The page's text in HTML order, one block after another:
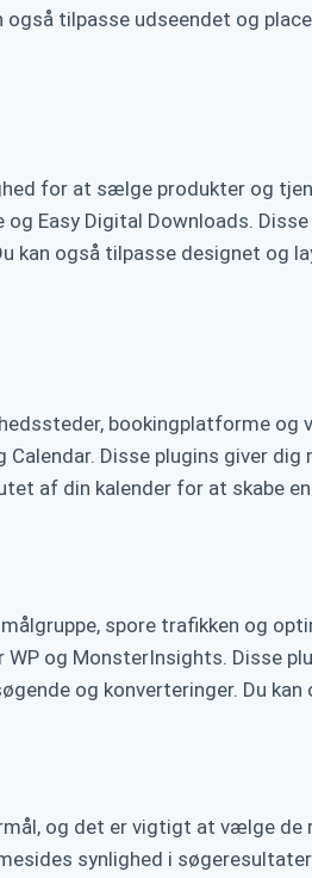
tilpasse udseendet og
for at sælge produkter og
Easy Digital Downloads.
kan også tilpasse designet og
bookingplatforme og
Disse plugins giver
af din kalender for at skabe
spore trafikken og
og MonsterInsights. Disse
og konverteringer. Du
og det er vigtigt at vælge de
synlighed i